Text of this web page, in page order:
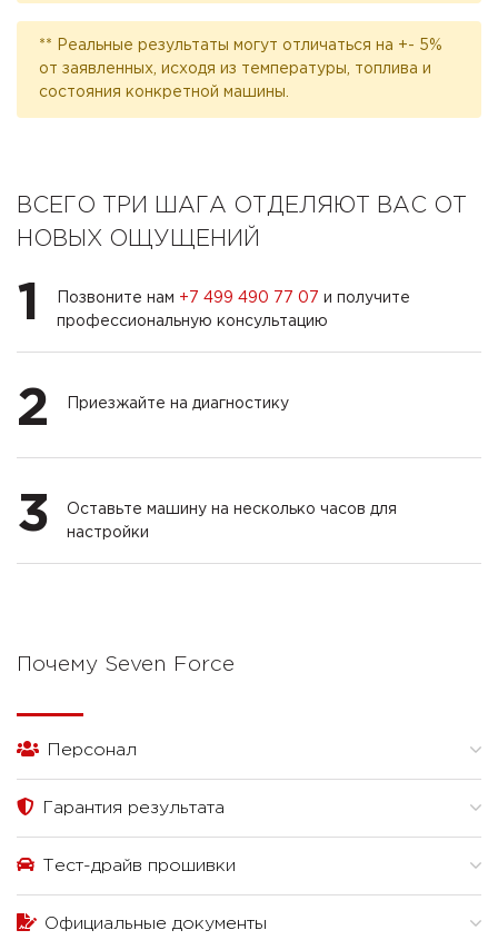
** Реальные результаты могут отличаться на +- 5%
от заявленных, исходя из температуры, топлива и
состояния конкретной машины.
ВСЕГО ТРИ ШАГА ОТДЕЛЯЮТ ВАС ОТ
НОВЫХ ОЩУЩЕНИЙ
1 Позвоните нам +7 499 490 77 07 и получите
профессиональную консультацию
2 Приезжайте на диагностику
3
Оставьте машину на несколько часов для
настройки
Почему Seven Force
Персонал
Гарантия результата
Тест-драйв прошивки
Официальные документы